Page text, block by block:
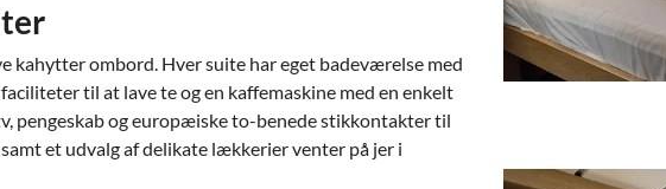
kahytter ombord. Hver suite har eget badeværelse med
til at lave te og en kaffemaskine med en enkelt
pengeskab og europæiske to-benede stikkontakter til
et udvalg af delikate lækkerier venter på jer i